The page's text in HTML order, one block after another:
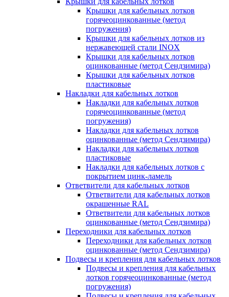
Крышки для кабельных лотков
горячеоцинкованные (метод
погружения)
Крышки для кабельных лотков из
нержавеющей стали INOX
Крышки для кабельных лотков
оцинкованные (метод Сендзимира)
Крышки для кабельных лотков
пластиковые
Накладки для кабельных лотков
Накладки для кабельных лотков
горячеоцинкованные (метод
погружения)
Накладки для кабельных лотков
оцинкованные (метод Сендзимира)
Накладки для кабельных лотков
пластиковые
Накладки для кабельных лотков с
покрытием цинк-ламель
Ответвители для кабельных лотков
Ответвители для кабельных лотков
окрашенные RAL
Ответвители для кабельных лотков
оцинкованные (метод Сендзимира)
Переходники для кабельных лотков
Переходники для кабельных лотков
оцинкованные (метод Сендзимира)
Подвесы и крепления для кабельных лотков
Подвесы и крепления для кабельных
лотков горячеоцинкованные (метод
погружения)